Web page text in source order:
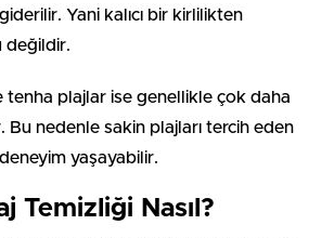
Yani kalıcı bir kirlilikten
değildir.
tenha plajlar ise genellikle çok daha
Bu nedenle sakin plajları tercih eden
yaşayabilir.
Temizliği Nasıl?